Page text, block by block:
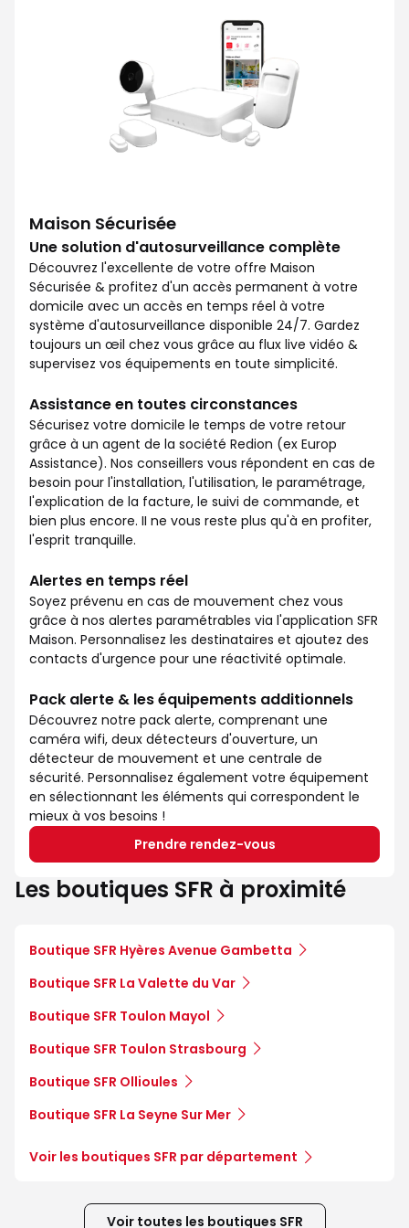
Maison Sécurisée
Une solution d'autosurveillance complète
Découvrez l'excellente de votre offre Maison
Sécurisée & profitez d'un accès permanent à votre
domicile avec un accès en temps réel à votre
système d'autosurveillance disponible 24/7. Gardez
toujours un œil chez vous grâce au flux live vidéo &
supervisez vos équipements en toute simplicité.
Assistance en toutes circonstances
Sécurisez votre domicile le temps de votre retour
grâce à un agent de la société Redion (ex Europ
Assistance). Nos conseillers vous répondent en cas de
besoin pour l'installation, l'utilisation, le paramétrage,
l'explication de la facture, le suivi de commande, et
bien plus encore. II ne vous reste plus qu'à en profiter,
l'esprit tranquille.
Alertes en temps réel
Soyez prévenu en cas de mouvement chez vous
grâce à nos alertes paramétrables via l'application SFR
Maison. Personnalisez les destinataires et ajoutez des
contacts d'urgence pour une réactivité optimale.
Pack alerte & les équipements additionnels
Découvrez notre pack alerte, comprenant une
caméra wifi, deux détecteurs d'ouverture, un
détecteur de mouvement et une centrale de
sécurité. Personnalisez également votre équipement
en sélectionnant les éléments qui correspondent le
mieux à vos besoins !
Prendre rendez-vous
Les boutiques SFR à proximité
Boutique SFR Hyères Avenue Gambetta
Boutique SFR La Valette du Var
Boutique SFR Toulon Mayol
Boutique SFR Toulon Strasbourg
Boutique SFR Ollioules
Boutique SFR La Seyne Sur Mer
Voir les boutiques SFR par département
Voir toutes les boutiques SFR